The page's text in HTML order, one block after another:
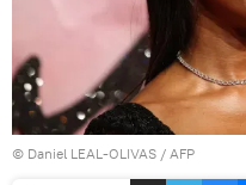
© Daniel LEAL-OLIVAS / AFP